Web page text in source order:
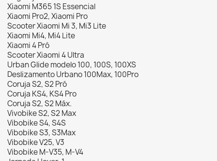
Xiaomi M365 1S Essencial
Xiaomi Pro2, Xiaomi Pro
Scooter Xiaomi Mi 3, Mi3 Lite
Xiaomi Mi4, Mi4 Lite
Xiaomi 4 Pró
Scooter Xiaomi 4 Ultra
Urban Glide modelo 100, 100S, 100XS
Deslizamento Urbano 100Max, 100Pro
Coruja S2, S2 Pró
Coruja KS4, KS4 Pro
Coruja S2, S2 Máx.
Vivobike S2, S2 Max
Vibobike S4, S4S
Vibobike S3, S3Max
Vibobike V25, V3
Vibobike M-V35, M-V4